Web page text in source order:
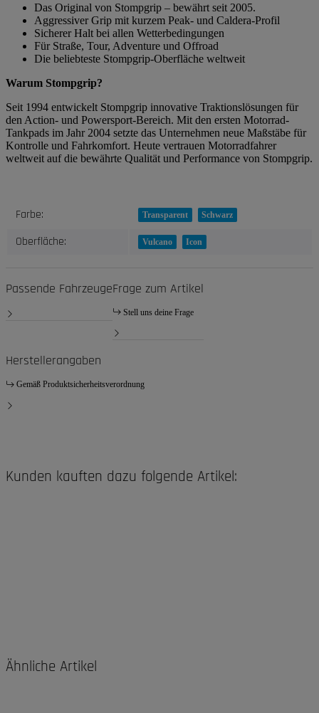
Das Original von Stompgrip – bewährt seit 2005.
Aggressiver Grip mit kurzem Peak- und Caldera-Profil
Sicherer Halt bei allen Wetterbedingungen
Für Straße, Tour, Adventure und Offroad
Die beliebteste Stompgrip-Oberfläche weltweit
Warum Stompgrip?
Seit 1994 entwickelt Stompgrip innovative Traktionslösungen für
den Action- und Powersport-Bereich. Mit den ersten Motorrad-
Tankpads im Jahr 2004 setzte das Unternehmen neue Maßstäbe für
Kontrolle und Fahrkomfort. Heute vertrauen Motorradfahrer
weltweit auf die bewährte Qualität und Performance von Stompgrip.
Produkteigenschaft
Wert
Farbe: Transparent Schwarz
Oberfläche: Vulcano Icon
Passende FahrzeugeFrage zum Artikel
Stell uns deine Frage
Herstellerangaben
Gemäß Produktsicherheitsverordnung
Kunden kauften dazu folgende Artikel:
Ähnliche Artikel